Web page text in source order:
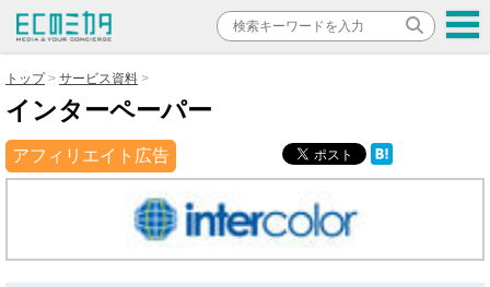
トップ サービス資料
インターペーパー
アフィリエイト広告